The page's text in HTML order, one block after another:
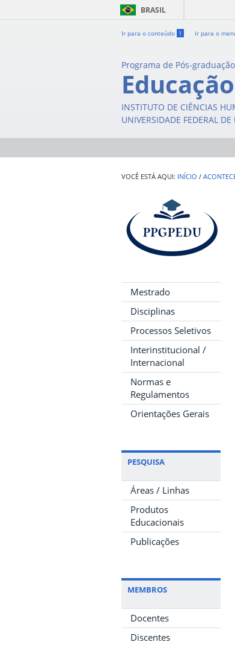
BRASIL
Ir para o conteúdo 1 Ir para o
Programa de Pós-
INSTITUTO DE CIÊNCIAS
UNIVERSIDADE FEDERAL
INÍCIO /
Mestrado
Disciplinas
Processos Seletivos
Interinstitucional /
Internacional
Normas e
Regulamentos
Orientações Gerais
PESQUISA
Áreas / Linhas
Produtos
Educacionais
Publicações
MEMBROS
Docentes
Discentes